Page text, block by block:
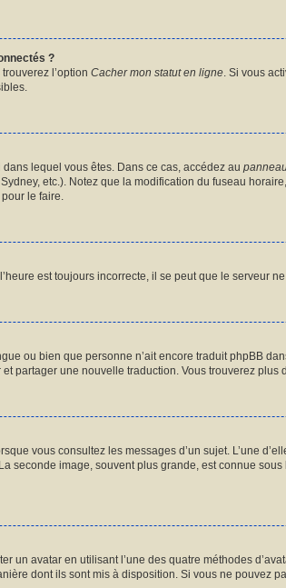
?
l’option Cacher mon statut en ligne . Si vous
lequel vous êtes. Dans ce cas, accédez au
etc.). Notez que la modification du fuseau
le faire.
est toujours incorrecte, il se peut que le serveur
ou bien que personne n’ait encore traduit phpBB
partager une nouvelle traduction. Vous trouverez plus
vous consultez les messages d’un sujet. L’une
seconde image, souvent plus grande, est connue
un avatar en utilisant l’une des quatre méthodes
dont ils sont mis à disposition. Si vous ne pouvez